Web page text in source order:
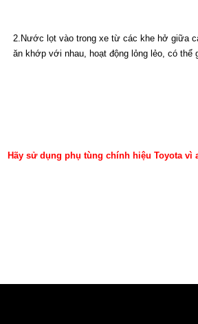
2.Nước lọt vào trong xe từ các khe hở giữa
ăn khớp với nhau, hoạt động lỏng lẻo, có
Hãy sử dụng phụ tùng chính hiệu Toyota vì